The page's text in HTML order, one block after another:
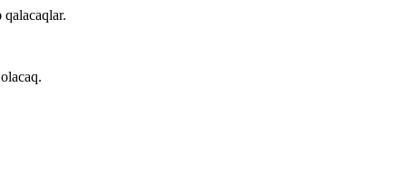
qalacaqlar.